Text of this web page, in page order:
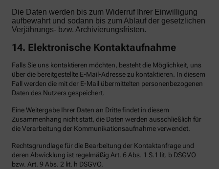
Die Daten werden bis zum Widerruf Ihrer Einwilligung
aufbewahrt und sodann bis zum Ablauf der gesetzlichen
Verjährungs- bzw. Archivierungsfristen.
14. Elektronische Kontaktaufnahme
Falls Sie uns kontaktieren möchten, besteht die Möglichkeit, uns
über die bereitgestellte E-Mail-Adresse zu kontaktieren. In diesem
Fall werden die mit der E-Mail übermittelten personenbezogenen
Daten des Nutzers gespeichert.
Eine Weitergabe Ihrer Daten an Dritte findet in diesem
Zusammenhang nicht statt, die Daten werden ausschließlich für
die Verarbeitung der Kommunikationsaufnahme verwendet.
Rechtsgrundlage für die Bearbeitung der Kontaktanfrage und
deren Abwicklung ist regelmäßig Art. 6 Abs. 1 S.1 lit. b DSGVO
bzw. Art. 9 Abs. 2 lit. h DSGVO.